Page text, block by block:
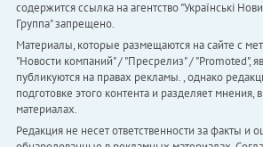
содержится ссылка на агентство "Українськi
Группа" запрещено.
Материалы, которые размещаются на сайте с
"Новости компаний" / "Пресрелиз" / "Promoted",
публикуются на правах рекламы. , однако
подготовке этого контента и разделяет мнения,
материалах.
Редакция не несет ответственности за факты и